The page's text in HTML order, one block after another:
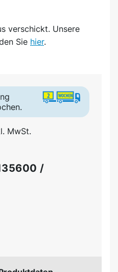
verschickt. Unsere
Sie hier.
MwSt.
/